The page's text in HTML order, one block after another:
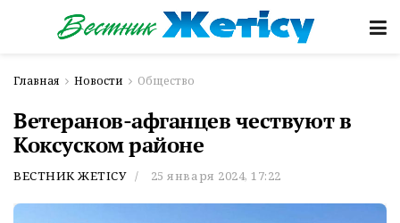
Главная Новости Общество
Ветеранов-афганцев чествуют в
Коксуском районе
ВЕСТНИК ЖЕТІСУ 25 января 2024, 17:22